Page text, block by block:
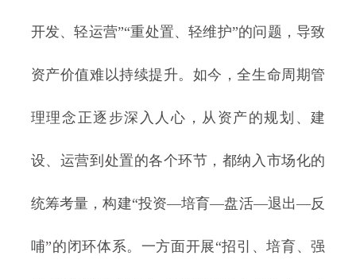
开发、轻运营”“重处置、轻维护”的问题，导致
资产价值难以持续提升。如今，全生命周期管
理理念正逐步深入人心，从资产的规划、建
设、运营到处置的各个环节，都纳入市场化的
统筹考量，构建“投资—培育—盘活—退出—反
哺”的闭环体系。一方面开展“招引、培育、强